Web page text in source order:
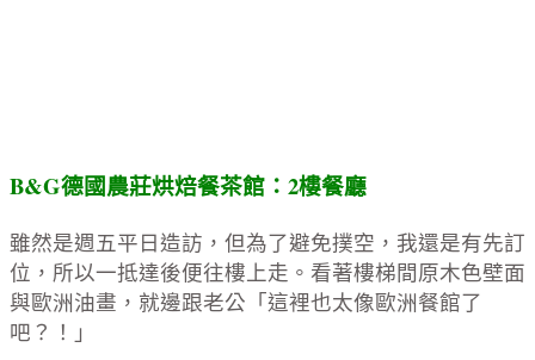
B&G德國農莊烘焙餐茶館：2樓餐廳
雖然是週五平日造訪，但為了避免撲空，我還是有先訂
位，所以一抵達後便往樓上走。看著樓梯間原木色壁面
與歐洲油畫，就邊跟老公「這裡也太像歐洲餐館了
吧？！」